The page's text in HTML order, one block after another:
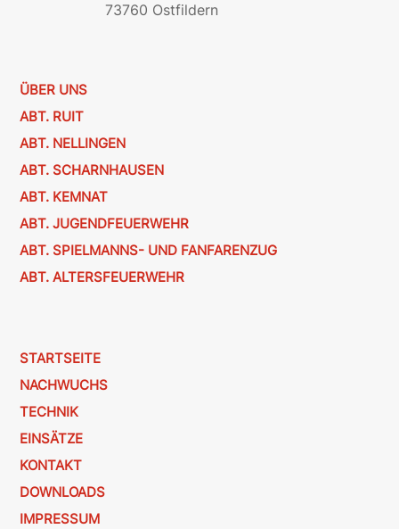
73760 Ostfildern
ÜBER UNS
ABT. RUIT
ABT. NELLINGEN
ABT. SCHARNHAUSEN
ABT. KEMNAT
ABT. JUGENDFEUERWEHR
ABT. SPIELMANNS- UND FANFARENZUG
ABT. ALTERSFEUERWEHR
STARTSEITE
NACHWUCHS
TECHNIK
EINSÄTZE
KONTAKT
DOWNLOADS
IMPRESSUM